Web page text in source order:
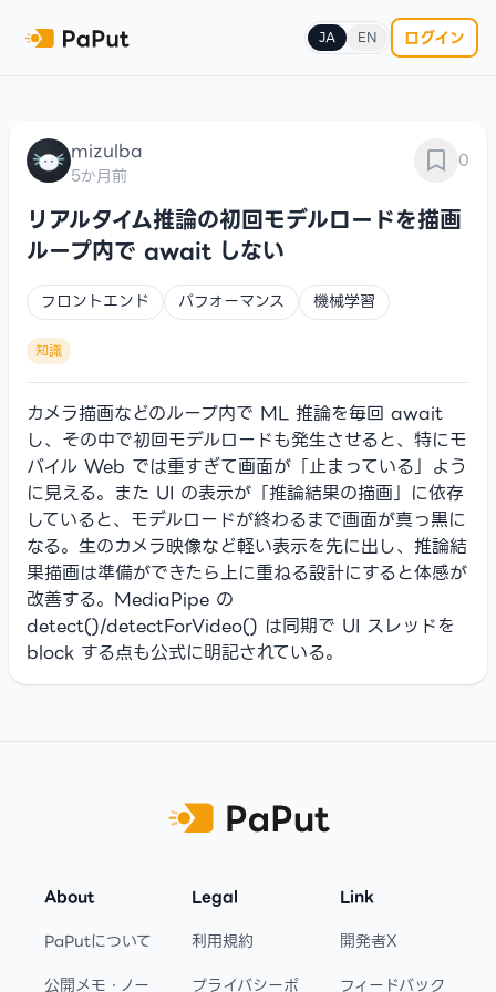
JA EN ログイン
mizulba
5か月前
0
リアルタイム推論の初回モデルロードを描画
ループ内で await しない
フロントエンド パフォーマンス 機械学習
知識
カメラ描画などのループ内で ML 推論を毎回 await
し、その中で初回モデルロードも発生させると、特にモ
バイル Web では重すぎて画面が「止まっている」よう
に見える。また UI の表示が「推論結果の描画」に依存
していると、モデルロードが終わるまで画面が真っ黒に
なる。生のカメラ映像など軽い表示を先に出し、推論結
果描画は準備ができたら上に重ねる設計にすると体感が
改善する。MediaPipe の
detect()/detectForVideo() は同期で UI スレッドを
block する点も公式に明記されている。
About
PaPutについて
公開メモ・ノー
Legal
利用規約
プライバシーポ
Link
開発者X
フィードバック